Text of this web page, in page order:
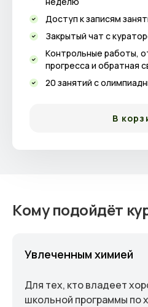
Доступ к записям
Закрытый чат с
Контрольные работы,
прогресса и обратная
20 занятий с
В
Кому подойдёт
Увлеченным химией
Для тех, кто владеет
школьной программы по